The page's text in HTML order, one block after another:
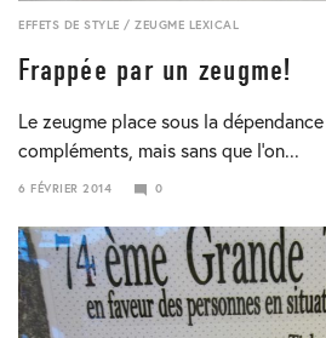
EFFETS DE STYLE / ZEUGME LEXICAL
Frappée par un zeugme!
Le zeugme place sous la
compléments, mais sans que l’on...
6 FÉVRIER 2014
JANVIER
2018
0